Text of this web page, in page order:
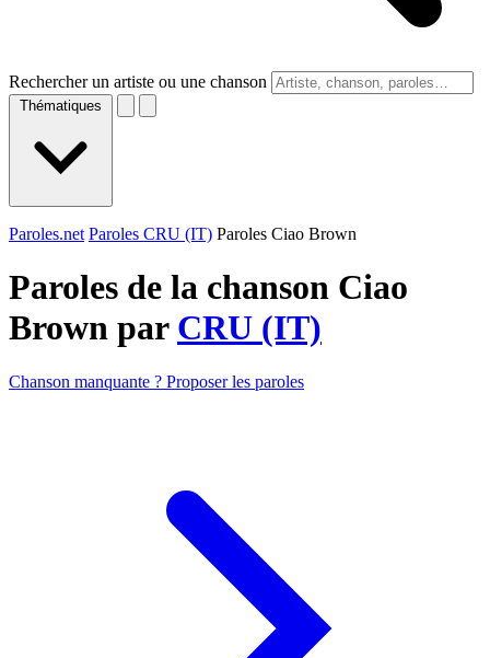
Rechercher un artiste ou une chanson
Thématiques
Paroles.net Paroles CRU (IT) Paroles Ciao Brown
Paroles de la chanson Ciao
Brown par CRU (IT)
Chanson manquante ? Proposer les paroles